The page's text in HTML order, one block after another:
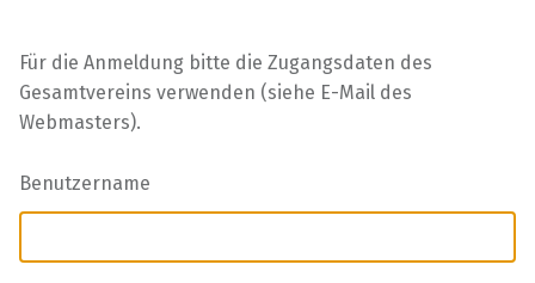
Für die Anmeldung bitte die Zugangsdaten des
Gesamtvereins verwenden (siehe E-Mail des
Webmasters).
Benutzername